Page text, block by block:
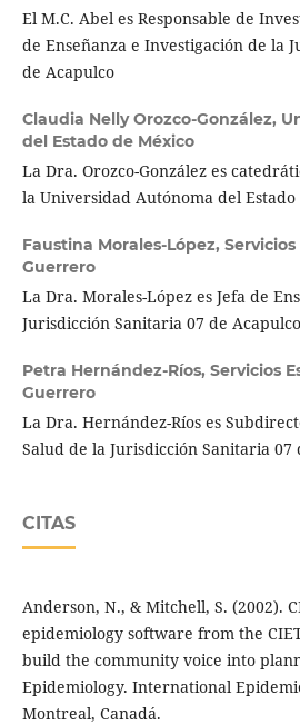
El M.C. Abel es Responsable de
de Enseñanza e Investigación de la
de Acapulco
Claudia Nelly Orozco-González,
del Estado de México
La Dra. Orozco-González es
la Universidad Autónoma del Estado
Faustina Morales-López,
Guerrero
La Dra. Morales-López es Jefa de
Jurisdicción Sanitaria 07 de Acapulco
Petra Hernández-Ríos, Servicios
Guerrero
La Dra. Hernández-Ríos es
Salud de la Jurisdicción Sanitaria 07
CITAS
Anderson, N., & Mitchell, S. (2002).
epidemiology software from the
build the community voice into
Epidemiology. International
Montreal, Canadá.